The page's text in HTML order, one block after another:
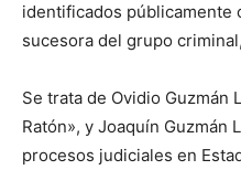
identificados públicamente
sucesora del grupo
Se trata de Ovidio Guzmán
Ratón», y Joaquín Guzmán
procesos judiciales en